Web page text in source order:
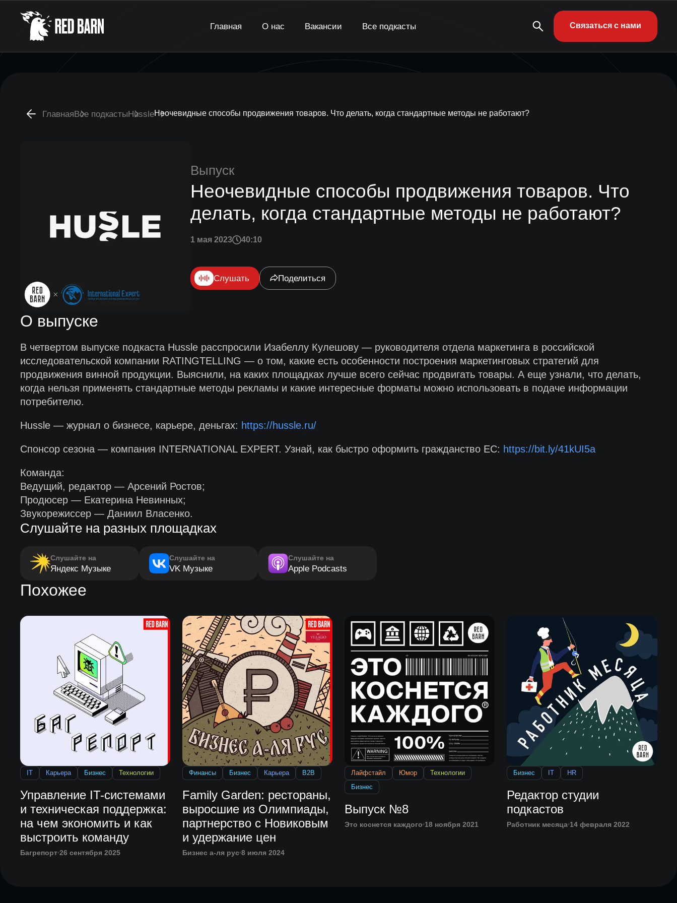
Главная О нас Вакансии Все подкасты Связаться с нами
ГлавнаяВсе подкастыHussleНеочевидные способы продвижения товаров. Что делать, когда стандартные методы не работают?
Выпуск
Неочевидные способы продвижения товаров. Что
делать, когда стандартные методы не работают?
1 мая 2023 40:10
Слушать Поделиться
О выпуске
В четвертом выпуске подкаста Hussle расспросили Изабеллу Кулешову — руководителя отдела маркетинга в российской
исследовательской компании RATINGTELLING — о том, какие есть особенности построения маркетинговых стратегий для
продвижения винной продукции. Выяснили, на каких площадках лучше всего сейчас продвигать товары. А еще узнали, что делать,
когда нельзя применять стандартные методы рекламы и какие интересные форматы можно использовать в подаче информации
потребителю.
Hussle — журнал о бизнесе, карьере, деньгах: https://hussle.ru/
Спонсор сезона — компания INTERNATIONAL EXPERT. Узнай, как быстро оформить гражданство ЕС: https://bit.ly/41kUI5a
Команда:
Ведущий, редактор — Арсений Ростов;
Продюсер — Екатерина Невинных;
Звукорежиссер — Даниил Власенко.
Слушайте на разных площадках
Слушайте на
Яндекс Музыке
Слушайте на
VK Музыке
Слушайте на
Apple Podcasts
Похожее
IT Карьера Бизнес Технологии
Управление IT-системами
и техническая поддержка:
на чем экономить и как
выстроить команду
Багрепорт 26 сентября 2025
Финансы Бизнес Карьера B2B
Family Garden: рестораны,
выросшие из Олимпиады,
партнерство с Новиковым
и удержание цен
Бизнес а-ля рус 8 июля 2024
Лайфстайл Юмор
Технологии
Бизнес
Выпуск №8
Это коснется каждого 18 ноября 2021
Бизнес IT HR
Редактор студии
подкастов
Работник месяца 14 февраля 2022